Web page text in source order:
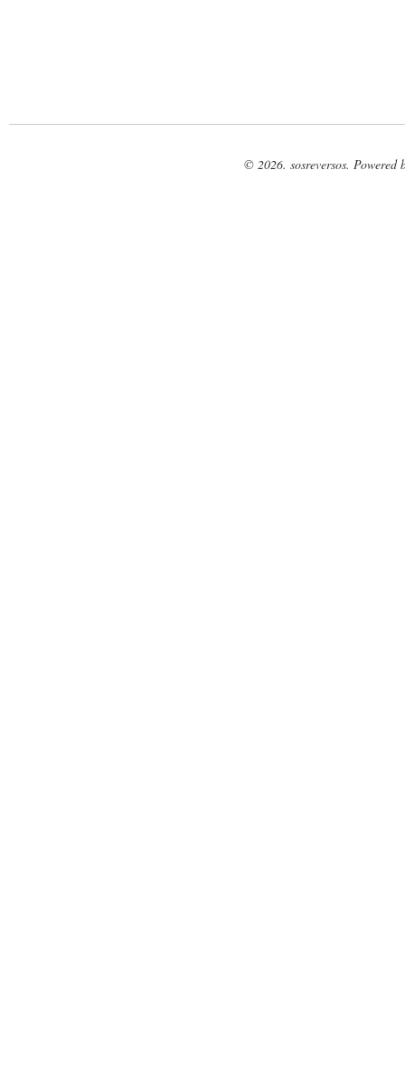
© 2026. sosreversos. Powered